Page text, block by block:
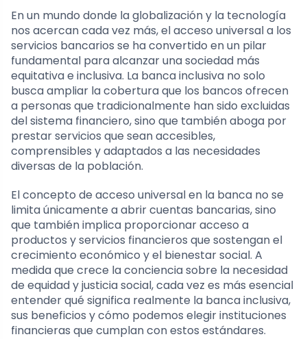
En un mundo donde la globalización y la tecnología
nos acercan cada vez más, el acceso universal a los
servicios bancarios se ha convertido en un pilar
fundamental para alcanzar una sociedad más
equitativa e inclusiva. La banca inclusiva no solo
busca ampliar la cobertura que los bancos ofrecen
a personas que tradicionalmente han sido excluidas
del sistema financiero, sino que también aboga por
prestar servicios que sean accesibles,
comprensibles y adaptados a las necesidades
diversas de la población.
El concepto de acceso universal en la banca no se
limita únicamente a abrir cuentas bancarias, sino
que también implica proporcionar acceso a
productos y servicios financieros que sostengan el
crecimiento económico y el bienestar social. A
medida que crece la conciencia sobre la necesidad
de equidad y justicia social, cada vez es más esencial
entender qué significa realmente la banca inclusiva,
sus beneficios y cómo podemos elegir instituciones
financieras que cumplan con estos estándares.